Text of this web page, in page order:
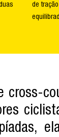
de
cross-